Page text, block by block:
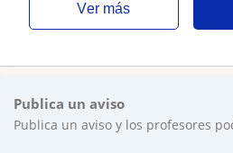
ver más
Publica un aviso
Publica un aviso y los profesores